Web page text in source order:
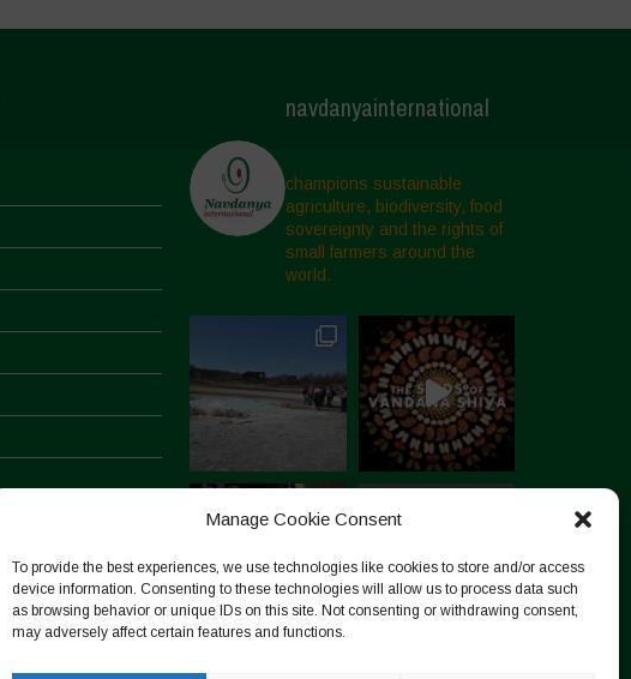
Manage Cookie Consent
To provide the best experiences, we use technologies like cookies to store and/or access
device information. Consenting to these technologies will allow us to process data such
as browsing behavior or unique IDs on this site. Not consenting or withdrawing consent,
may adversely affect certain features and functions.
navdanyainternational
champions sustainable
agriculture, biodiversity, food
sovereignty and the rights of
small farmers around the
world.